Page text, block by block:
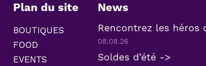
Plan du site
BOUTIQUES
FOOD
EVENTS
News
Rencontrez les héros
08.08.26
Soldes d’été ->